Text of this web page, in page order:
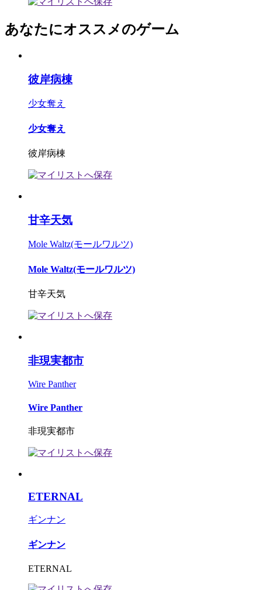
あなたにオススメのゲーム
彼岸病棟
少女奪え
少女奪え
彼岸病棟
甘辛天気
Mole Waltz(モールワルツ)
Mole Waltz(モールワルツ)
甘辛天気
非現実都市
Wire Panther
Wire Panther
非現実都市
ETERNAL
ギンナン
ギンナン
ETERNAL